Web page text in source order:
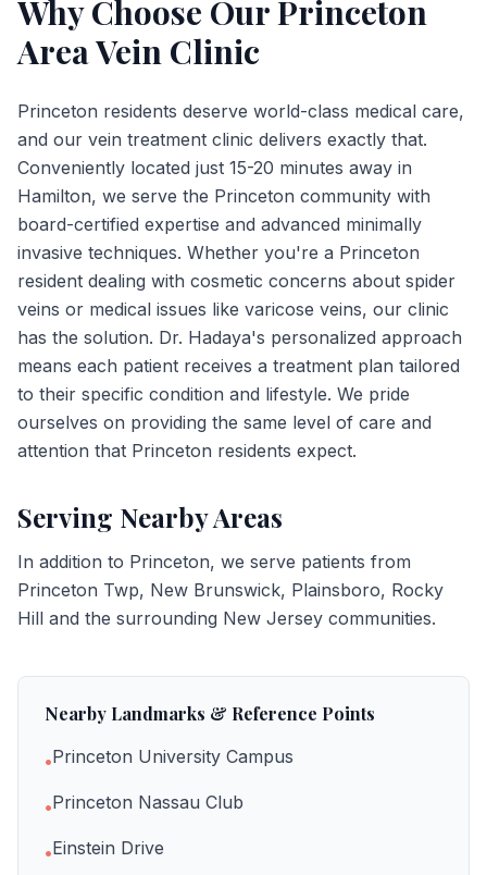
Why Choose OurPrinceton
Area Vein Clinic
Princeton residents deserve world-class medical care,
and our vein treatment clinic delivers exactly that.
Conveniently located just 15-20 minutes away in
Hamilton, we serve the Princeton community with
board-certified expertise and advanced minimally
invasive techniques. Whether you're a Princeton
resident dealing with cosmetic concerns about spider
veins or medical issues like varicose veins, our clinic
has the solution. Dr. Hadaya's personalized approach
means each patient receives a treatment plan tailored
to their specific condition and lifestyle. We pride
ourselves on providing the same level of care and
attention that Princeton residents expect.
Serving Nearby Areas
In addition to Princeton, we serve patients from
Princeton Twp, New Brunswick, Plainsboro, Rocky
Hill and the surrounding New Jersey communities.
Nearby Landmarks & Reference Points
•Princeton University Campus
•Princeton Nassau Club
•Einstein Drive